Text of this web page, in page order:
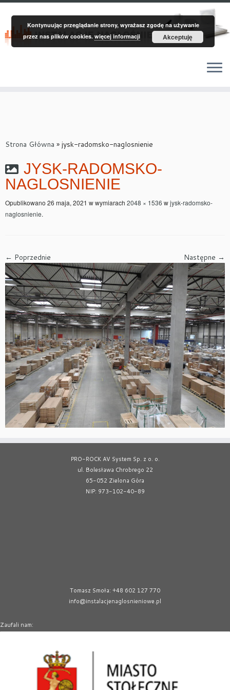
Warning: A non-numeric value encountered in/wp-content/plugins/eu-
cookie-law/class-frontend.phpon line106
Skip
Strona Główna » jysk-radomsko-naglosnienie
JYSK-RADOMSKO-
NAGLOSNIENIE
Opublikowano 26 maja, 2021 w wymiarach 2048 × 1536 wjysk-radomsko-
naglosnienie.
← Poprzednie Następne →
PRO-ROCK AV System Sp. z o. o.
ul. Bolesława Chrobrego 22
65-052 Zielona Góra
NIP: 973-102-40-89
Tomasz Smoła: +48 602 127 770
info@instalacjenaglosnieniowe.pl
Zaufali nam:
Kontynuując przeglądanie strony, wyrażasz zgodę na używanie
przez nas plików cookies. więcej informacji Akceptuję